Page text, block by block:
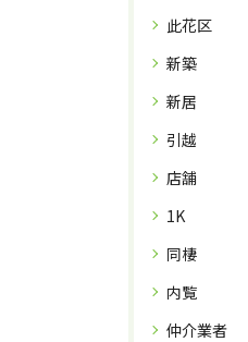
此花区
新築
新居
引越
店舗
1K
同棲
内覧
仲介業者